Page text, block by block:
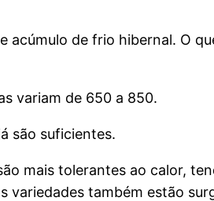
acúmulo de frio hibernal. O
variam de 650 a 850.
são suficientes.
mais tolerantes ao calor,
variedades também estão